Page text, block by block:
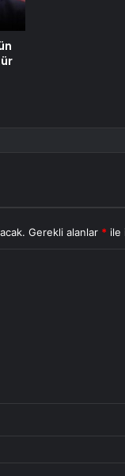
Gerekli alanlar * ile